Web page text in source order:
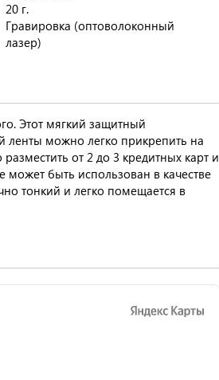
20 г.
Гравировка (оптоволоконный
лазер)
Этот мягкий защитный
можно легко прикрепить на
от 2 до 3 кредитных карт и
может быть использован в качестве
тонкий и легко помещается в